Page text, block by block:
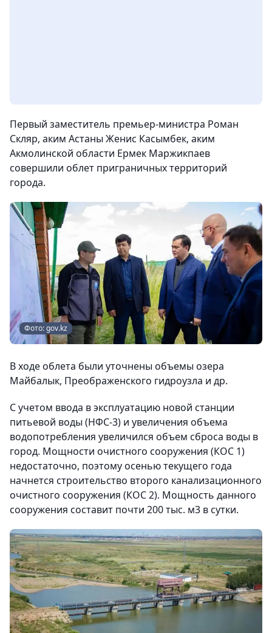
Первый заместитель премьер-министра Роман
Скляр, аким Астаны Женис Касымбек, аким
Акмолинской области Ермек Маржикпаев
совершили облет приграничных территорий
города.
Фото: gov.kz
В ходе облета были уточнены объемы озера
Майбалык, Преображенского гидроузла и др.
С учетом ввода в эксплуатацию новой станции
питьевой воды (НФС-3) и увеличения объема
водопотребления увеличился объем сброса воды в
город. Мощности очистного сооружения (КОС 1)
недостаточно, поэтому осенью текущего года
начнется строительство второго канализационного
очистного сооружения (КОС 2). Мощность данного
сооружения составит почти 200 тыс. м3 в сутки.